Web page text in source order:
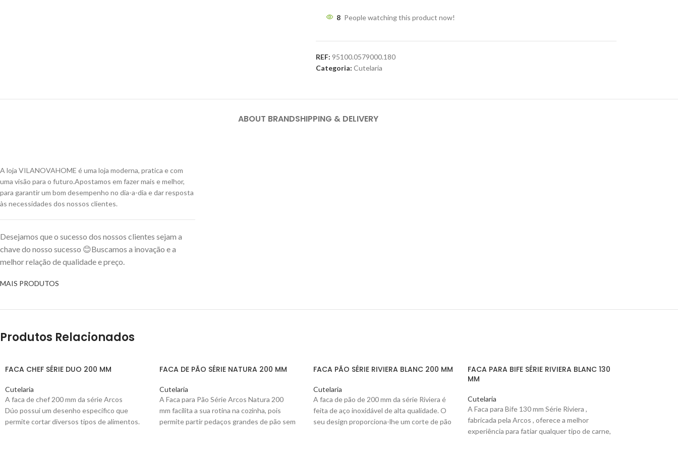
8 People watching this product now!
REF: 95100.0579000.180
Categoria: Cutelaria
ABOUT BRANDSHIPPING & DELIVERY
A loja VILANOVAHOME é uma loja moderna, pratica e com
uma visão para o futuro.Apostamos em fazer mais e melhor,
para garantir um bom desempenho no dia-a-dia e dar resposta
às necessidades dos nossos clientes.
Desejamos que o sucesso dos nossos clientes sejam a
chave do nosso sucesso 😊Buscamos a inovação e a
melhor relação de qualidade e preço.
MAIS PRODUTOS
Produtos Relacionados
FACA CHEF SÉRIE DUO 200 MM
Cutelaria
A faca de chef 200 mm da série Arcos
Dúo possui um desenho específico que
permite cortar diversos tipos de alimentos.
FACA DE PÃO SÉRIE NATURA 200 MM
Cutelaria
A Faca para Pão Série Arcos Natura 200
mm facilita a sua rotina na cozinha, pois
permite partir pedaços grandes de pão sem
FACA PÃO SÉRIE RIVIERA BLANC 200 MM
Cutelaria
A faca de pão de 200 mm da série Riviera é
feita de aço inoxidável de alta qualidade. O
seu design proporciona-lhe um corte de pão
FACA PARA BIFE SÉRIE RIVIERA BLANC 130
MM
Cutelaria
A Faca para Bife 130 mm Série Riviera ,
fabricada pela Arcos , oferece a melhor
experiência para fatiar qualquer tipo de carne,